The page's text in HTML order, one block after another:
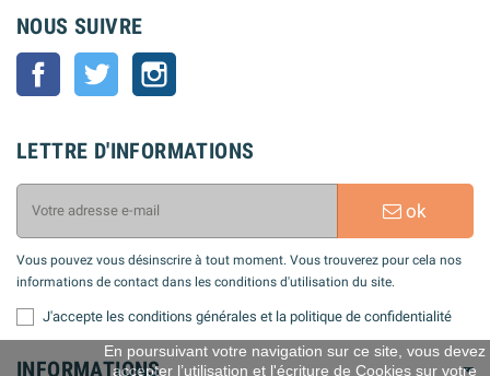
NOUS SUIVRE
Facebook Twitter
LETTRE D'INFORMATIONS
ok
Vous pouvez vous désinscrire à tout moment. Vous trouverez pour cela nos
informations de contact dans les conditions d'utilisation du site.
J'accepte les conditions générales et la politique de confidentialité
INFORMATIONS
En poursuivant votre navigation sur ce site, vous devez
accepter l’utilisation et l'écriture de Cookies sur votre